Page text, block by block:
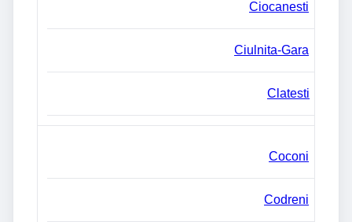
Ciocanesti
Ciulnita-Gara
Clatesti
Coconi
Codreni